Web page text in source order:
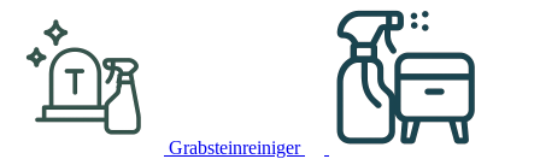
Grabsteinreiniger